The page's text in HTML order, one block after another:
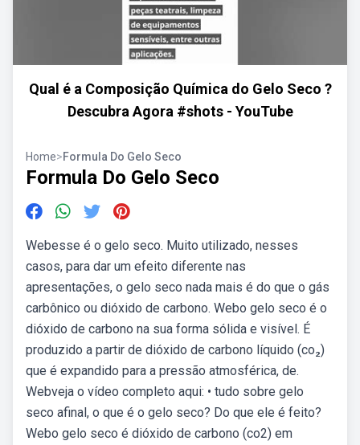
Qual é a Composição Química do Gelo Seco ?
Descubra Agora #shots - YouTube
Home>Formula Do Gelo Seco
Formula Do Gelo Seco
Webesse é o gelo seco. Muito utilizado, nesses
casos, para dar um efeito diferente nas
apresentações, o gelo seco nada mais é do que o gás
carbônico ou dióxido de carbono. Webo gelo seco é o
dióxido de carbono na sua forma sólida e visível. É
produzido a partir de dióxido de carbono líquido (co₂)
que é expandido para a pressão atmosférica, de.
Webveja o vídeo completo aqui: • tudo sobre gelo
seco afinal, o que é o gelo seco? Do que ele é feito?
Webo gelo seco é dióxido de carbono (co2) em